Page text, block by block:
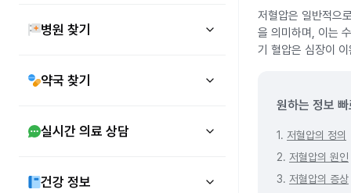
병원 찾기
약국 찾기
실시간 의료 상담
건강 정보
저혈압은 일반적으
을 의미하며, 이는
기 혈압은 심장이
원하는 정보
1. 저혈압의 정의
2. 저혈압의 원인
3. 저혈압의 증상